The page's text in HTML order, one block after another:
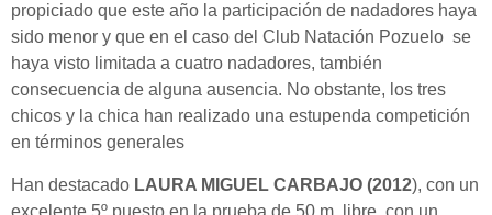
propiciado que este año la participación de nadadores haya
sido menor y que en el caso del Club Natación Pozuelo se
haya visto limitada a cuatro nadadores, también
consecuencia de alguna ausencia. No obstante, los tres
chicos y la chica han realizado una estupenda competición
en términos generales
Han destacado LAURA MIGUEL CARBAJO (2012), con un
excelente 5º puesto en la prueba de 50 m. libre, con un